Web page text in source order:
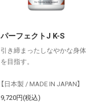
パーフェクトJ K-S
引き締まったしなやかな身体
を目指す。
【日本製 / MADE IN JAPAN】
9,720円(税込)